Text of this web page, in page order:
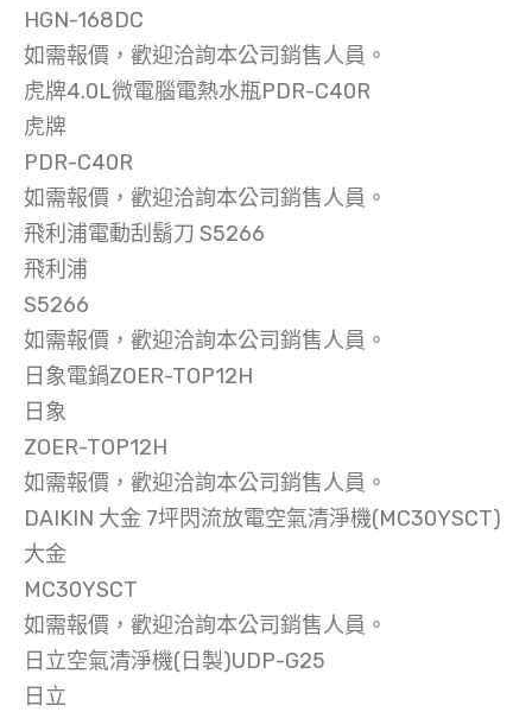
HGN-168DC
如需報價，歡迎洽詢本公司銷售人員。
虎牌4.0L微電腦電熱水瓶PDR-C40R
虎牌
PDR-C40R
如需報價，歡迎洽詢本公司銷售人員。
飛利浦電動刮鬍刀 S5266
飛利浦
S5266
如需報價，歡迎洽詢本公司銷售人員。
日象電鍋ZOER-TOP12H
日象
ZOER-TOP12H
如需報價，歡迎洽詢本公司銷售人員。
DAIKIN 大金 7坪閃流放電空氣清淨機(MC30YSCT)
大金
MC30YSCT
如需報價，歡迎洽詢本公司銷售人員。
日立空氣清淨機(日製)UDP-G25
日立